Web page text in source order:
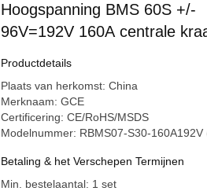
Hoogspanning BMS 60S +/-
96V=192V 160A centrale
System
Productdetails
Plaats van herkomst: China
Merknaam: GCE
Certificering: CE/RoHS/MSDS
Modelnummer: RBMS07-S30-160A192V
Betaling & het Verschepen Termijnen
Min. bestelaantal: 1 set